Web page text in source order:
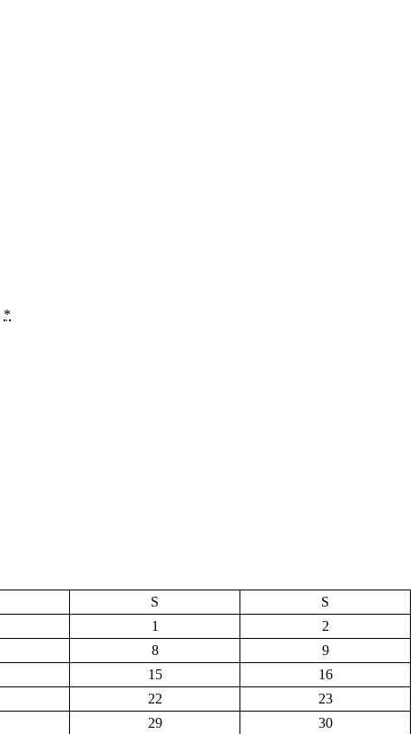
*
S
S
1
2
8
9
15
16
22
23
29
30